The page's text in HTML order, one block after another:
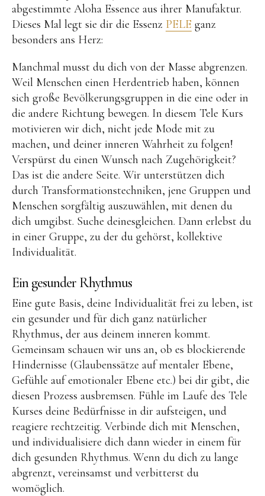
abgestimmte Aloha Essence aus ihrer Manufaktur.
Dieses Mal legt sie dir die Essenz PELE ganz
besonders ans Herz:
Manchmal musst du dich von der Masse abgrenzen.
Weil Menschen einen Herdentrieb haben, können
sich große Bevölkerungsgruppen in die eine oder in
die andere Richtung bewegen. In diesem Tele Kurs
motivieren wir dich, nicht jede Mode mit zu
machen, und deiner inneren Wahrheit zu folgen!
Verspürst du einen Wunsch nach Zugehörigkeit?
Das ist die andere Seite. Wir unterstützen dich
durch Transformationstechniken, jene Gruppen und
Menschen sorgfältig auszuwählen, mit denen du
dich umgibst. Suche deinesgleichen. Dann erlebst du
in einer Gruppe, zu der du gehörst, kollektive
Individualität.
Ein gesunder Rhythmus
Eine gute Basis, deine Individualität frei zu leben, ist
ein gesunder und für dich ganz natürlicher
Rhythmus, der aus deinem inneren kommt.
Gemeinsam schauen wir uns an, ob es blockierende
Hindernisse (Glaubenssätze auf mentaler Ebene,
Gefühle auf emotionaler Ebene etc.) bei dir gibt, die
diesen Prozess ausbremsen. Fühle im Laufe des Tele
Kurses deine Bedürfnisse in dir aufsteigen, und
reagiere rechtzeitig. Verbinde dich mit Menschen,
und individualisiere dich dann wieder in einem für
dich gesunden Rhythmus. Wenn du dich zu lange
abgrenzt, vereinsamst und verbitterst du
womöglich.